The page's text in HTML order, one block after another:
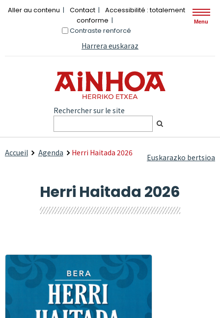
Aller au contenu Contact
Accessibilité : totalement
conforme
Contraste renforcé
Harrera euskaraz
Rechercher sur le site
Menu
Accueil Agenda Herri Haitada 2026
Euskarazko bertsioa
Herri Haitada 2026